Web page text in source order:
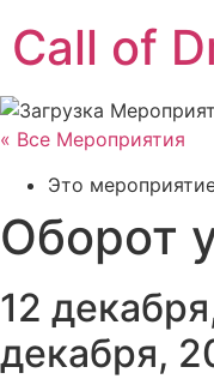
содержимому
Call of
« Все Мероприятия
Это
Оборот
12
декабря,